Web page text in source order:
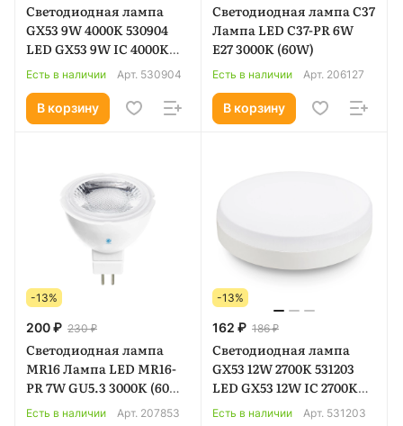
Светодиодная лампа
GX53 9W 4000K 530904
LED GX53 9W IC 4000K
175-265V
Есть в наличии Арт. 530904
В корзину
Светодиодная лампа C37
Лампа LED C37-PR 6W
E27 3000K (60W)
Есть в наличии Арт. 206127
В корзину
-13%
200 ₽ 230 ₽
Светодиодная лампа
MR16 Лампа LED MR16-
PR 7W GU5.3 3000K (60W)
175-250V
Есть в наличии Арт. 207853
-13%
162 ₽ 186 ₽
Светодиодная лампа
GX53 12W 2700K 531203
LED GX53 12W IC 2700K
175-265V
Есть в наличии Арт. 531203